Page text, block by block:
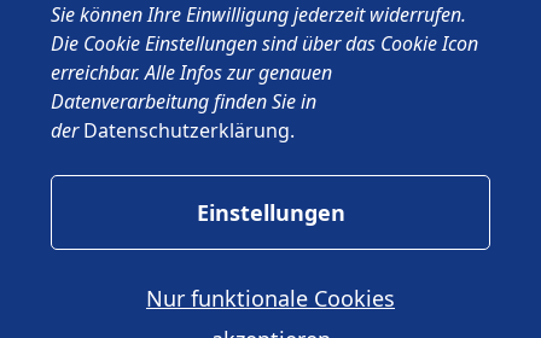
Deutschland e.V.
Impressum
Datenschutz
ASB.de
Sie können Ihre Einwilligung jederzeit widerrufen.
Die Cookie Einstellungen sind über das Cookie Icon
erreichbar. Alle Infos zur genauen
Datenverarbeitung finden Sie in
der Datenschutzerklärung.
Einstellungen
Nur funktionale Cookies